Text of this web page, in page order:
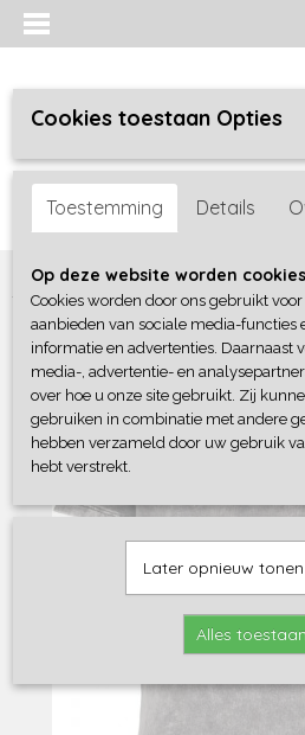
Inloggen Registreren
Home >Jongens>Shirts / Polo's /
Cookies toestaan Opties
Toestemming Details
Op deze website worden
Cookies worden door ons gebruikt
aanbieden van sociale media-functies
informatie en advertenties. Daarnaast
media-, advertentie- en
over hoe u onze site gebruikt. Zij
gebruiken in combinatie met andere
hebben verzameld door uw gebruik
hebt verstrekt.
Later opnieuw tonen
Alles toestaan